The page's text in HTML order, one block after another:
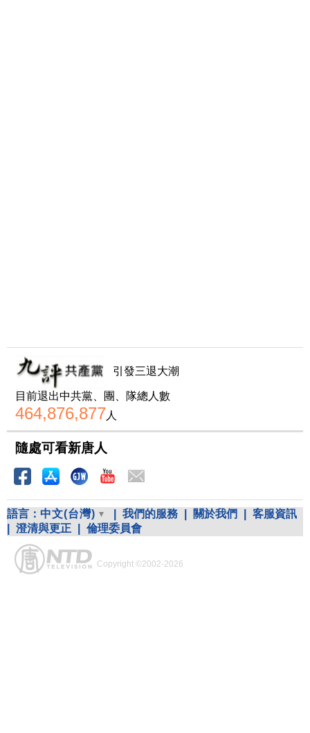
引發三退大潮
目前退出中共黨、團、隊總人數
464,876,877人
隨處可看新唐人
語言： 中文(台灣) 我們的服務 關於我們
客服資訊
澄清與更正 倫理委員會
Copyright ©2002-2026